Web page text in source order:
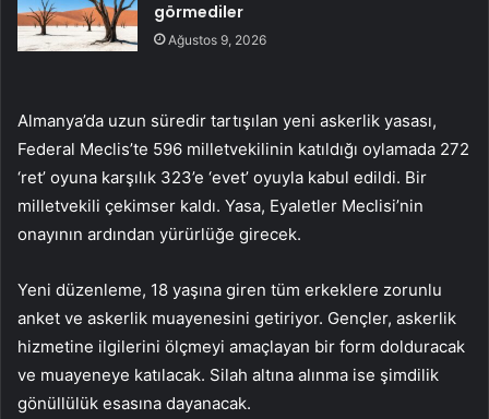
görmediler
Ağustos 9, 2026
Almanya’da uzun süredir tartışılan yeni askerlik yasası,
Federal Meclis’te 596 milletvekilinin katıldığı oylamada 272
‘ret’ oyuna karşılık 323’e ‘evet’ oyuyla kabul edildi. Bir
milletvekili çekimser kaldı. Yasa, Eyaletler Meclisi’nin
onayının ardından yürürlüğe girecek.
Yeni düzenleme, 18 yaşına giren tüm erkeklere zorunlu
anket ve askerlik muayenesini getiriyor. Gençler, askerlik
hizmetine ilgilerini ölçmeyi amaçlayan bir form dolduracak
ve muayeneye katılacak. Silah altına alınma ise şimdilik
gönüllülük esasına dayanacak.